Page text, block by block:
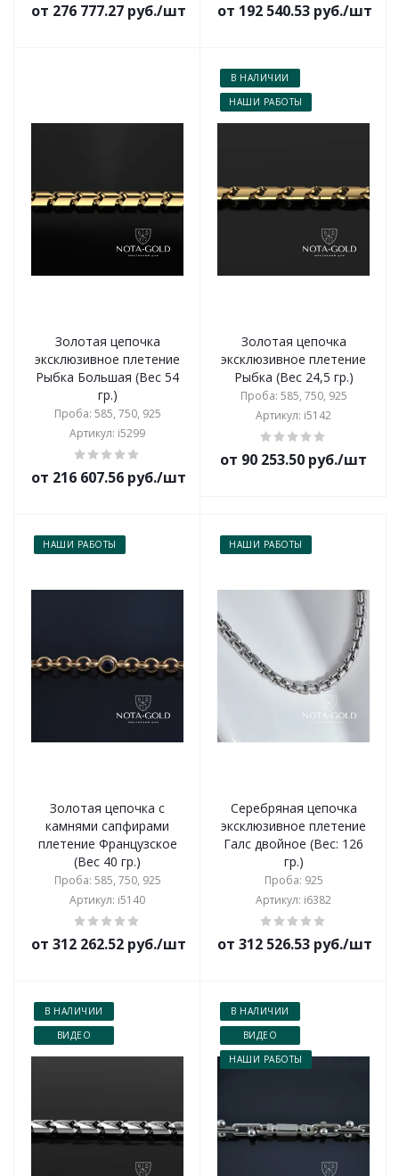
от 276 777.27 руб./шт от 192 540.53 руб./шт
Золотая цепочка
эксклюзивное плетение
Рыбка Большая (Вес 54
гр.)
Проба: 585, 750, 925
Артикул: i5299
от 216 607.56 руб./шт
В НАЛИЧИИ
НАШИ РАБОТЫ
Золотая цепочка
эксклюзивное плетение
Рыбка (Вес 24,5 гр.)
Проба: 585, 750, 925
Артикул: i5142
от 90 253.50 руб./шт
НАШИ РАБОТЫ
Золотая цепочка с
камнями сапфирами
плетение Французское
(Вес 40 гр.)
Проба: 585, 750, 925
Артикул: i5140
от 312 262.52 руб./шт
НАШИ РАБОТЫ
Серебряная цепочка
эксклюзивное плетение
Галс двойное (Вес: 126
гр.)
Проба: 925
Артикул: i6382
от 312 526.53 руб./шт
В НАЛИЧИИ
ВИДЕО
В НАЛИЧИИ
ВИДЕО
НАШИ РАБОТЫ